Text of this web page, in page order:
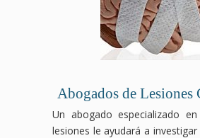
Abogados de Lesiones
Un abogado especializado
lesiones le ayudará a